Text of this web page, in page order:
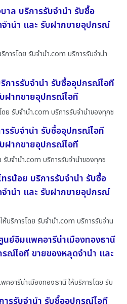
าล บริการรับจำนำ รับซื้อ
ำนำ และ รับฝากขายอุปกรณ์
การโดย รับจํานํา.com บริการรับจำนำ
การรับจำนำ รับซื้ออุปกรณ์ไอที
ฝากขายอุปกรณ์ไอที
ย รับจํานํา.com บริการรับจำนำของทุกช
รรับจำนำ รับซื้ออุปกรณ์ไอที
ฝากขายอุปกรณ์ไอที
บจํานํา.com บริการรับจำนำของทุกช
รน้อย บริการรับจำนำ รับซื้อ
ำนำ และ รับฝากขายอุปกรณ์
บริการโดย รับจํานํา.com บริการรับจำน
นย์อิมแพคอารีน่าเมืองทองธานี
ณ์ไอที ขายของหลุดจำนำ และ
อารีน่าเมืองทองธานี ให้บริการโดย รับ
รรับจำนำ รับซื้ออุปกรณ์ไอที